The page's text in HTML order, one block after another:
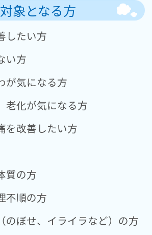
対象となる方
したい方
い方
が気になる方
老化が気になる方
を改善したい方
質の方
不順の方
のぼせ、イライラなど）の方